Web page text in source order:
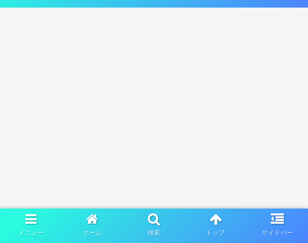
メニュー ホーム 検索 トップ サイドバー